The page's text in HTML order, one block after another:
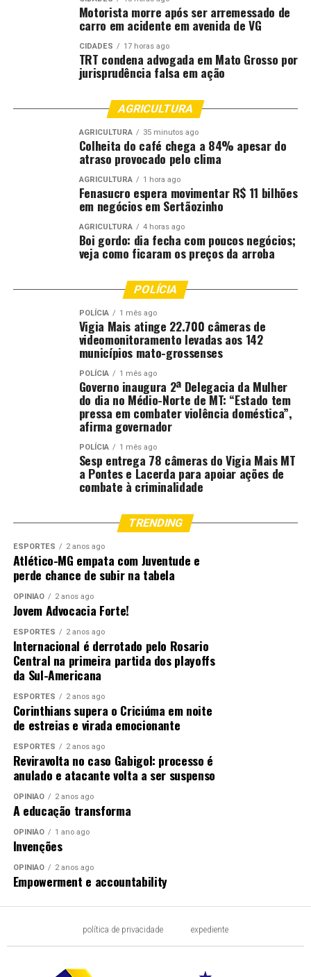
Motorista morre após ser arremessado de
carro em acidente em avenida de VG
CIDADES 17 horas ago
TRT condena advogada em Mato Grosso por
jurisprudência falsa em ação
AGRICULTURA
AGRICULTURA 35 minutos ago
Colheita do café chega a 84% apesar do
atraso provocado pelo clima
AGRICULTURA 1 hora ago
Fenasucro espera movimentar R$ 11 bilhões
em negócios em Sertãozinho
AGRICULTURA 4 horas ago
Boi gordo: dia fecha com poucos negócios;
veja como ficaram os preços da arroba
POLÍCIA
POLÍCIA 1 mês ago
Vigia Mais atinge 22.700 câmeras de
videomonitoramento levadas aos 142
municípios mato-grossenses
POLÍCIA 1 mês ago
Governo inaugura 2ª Delegacia da Mulher
do dia no Médio-Norte de MT: “Estado tem
pressa em combater violência doméstica”,
afirma governador
POLÍCIA 1 mês ago
Sesp entrega 78 câmeras do Vigia Mais MT
a Pontes e Lacerda para apoiar ações de
combate à criminalidade
TRENDING
ESPORTES 2 anos ago
Atlético-MG empata com Juventude e
perde chance de subir na tabela
OPINIÃO 2 anos ago
Jovem Advocacia Forte!
ESPORTES 2 anos ago
Internacional é derrotado pelo Rosario
Central na primeira partida dos playoffs
da Sul-Americana
ESPORTES 2 anos ago
Corinthians supera o Criciúma em noite
de estreias e virada emocionante
ESPORTES 2 anos ago
Reviravolta no caso Gabigol: processo é
anulado e atacante volta a ser suspenso
OPINIÃO 2 anos ago
A educação transforma
OPINIÃO 1 ano ago
Invenções
OPINIÃO 2 anos ago
Empowerment e accountability
política de privacidade expediente